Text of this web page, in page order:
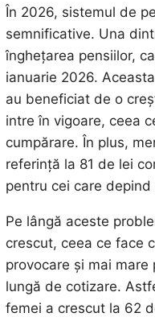
În 2026, sistemul de
semnificative. Una
înghețarea pensiilor,
ianuarie 2026.
au beneficiat de o
intre în vigoare, ceea
cumpărare. În plus,
referință la 81 de lei
pentru cei care
Pe lângă aceste
crescut, ceea ce face
provocare și mai mare
lungă de cotizare.
femei a crescut la 62